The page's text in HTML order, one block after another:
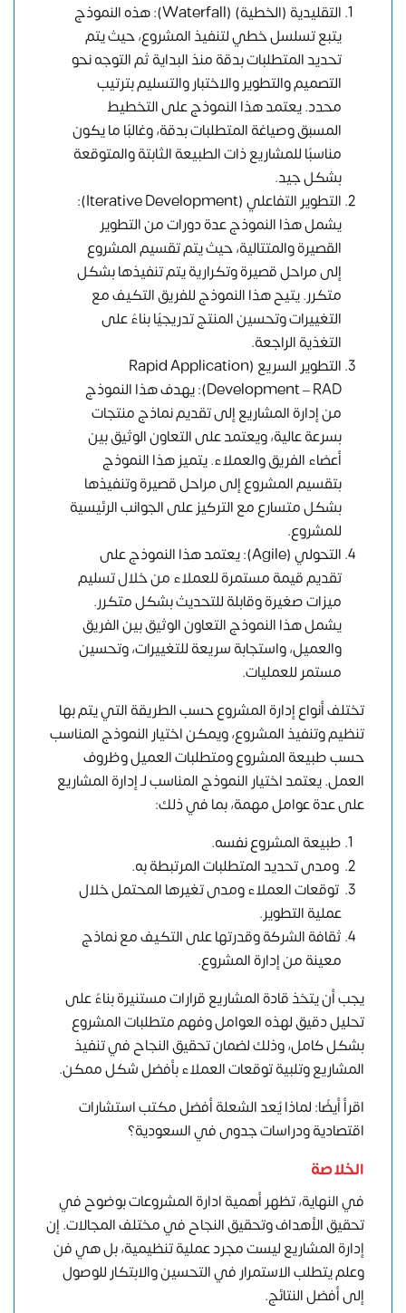
التقليدية (الخطية) (Waterfall): هذه النموذج
يتبع تسلسل خطي لتنفيذ المشروع، حيث يتم
تحديد المتطلبات بدقة منذ البداية ثم التوجه نحو
التصميم والتطوير والاختبار والتسليم بترتيب
محدد. يعتمد هذا النموذج على التخطيط
المسبق وصياغة المتطلبات بدقة، وغالبًا ما يكون
مناسبًا للمشاريع ذات الطبيعة الثابتة والمتوقعة
بشكل جيد.
التطوير التفاعلي (Iterative Development):
يشمل هذا النموذج عدة دورات من التطوير
القصيرة والمتتالية، حيث يتم تقسيم المشروع
إلى مراحل قصيرة وتكرارية يتم تنفيذها بشكل
متكرر. يتيح هذا النموذج للفريق التكيف مع
التغييرات وتحسين المنتج تدريجيًا بناءً على
التغذية الراجعة.
التطوير السريع (Rapid Application
Development – RAD): يهدف هذا النموذج
من إدارة المشاريع إلى تقديم نماذج منتجات
بسرعة عالية، ويعتمد على التعاون الوثيق بين
أعضاء الفريق والعملاء. يتميز هذا النموذج
بتقسيم المشروع إلى مراحل قصيرة وتنفيذها
بشكل متسارع مع التركيز على الجوانب الرئيسية
للمشروع.
التحولي (Agile): يعتمد هذا النموذج على
تقديم قيمة مستمرة للعملاء من خلال تسليم
ميزات صغيرة وقابلة للتحديث بشكل متكرر.
يشمل هذا النموذج التعاون الوثيق بين الفريق
والعميل، واستجابة سريعة للتغييرات، وتحسين
مستمر للعمليات.
تختلف أنواع إدارة المشروع حسب الطريقة التي يتم بها
تنظيم وتنفيذ المشروع، ويمكن اختيار النموذج المناسب
حسب طبيعة المشروع ومتطلبات العميل وظروف
العمل. يعتمد اختيار النموذج المناسب لـ إدارة المشاريع
على عدة عوامل مهمة، بما في ذلك:
طبيعة المشروع نفسه.
ومدى تحديد المتطلبات المرتبطة به.
توقعات العملاء ومدى تغيرها المحتمل خلال
عملية التطوير.
ثقافة الشركة وقدرتها على التكيف مع نماذج
معينة من إدارة المشروع.
يجب أن يتخذ قادة المشاريع قرارات مستنيرة بناءً على
تحليل دقيق لهذه العوامل وفهم متطلبات المشروع
بشكل كامل، وذلك لضمان تحقيق النجاح في تنفيذ
المشاريع وتلبية توقعات العملاء بأفضل شكل ممكن.
اقرأ أيضًا: لماذا يُعدُّ الشعلة أفضل مكتب استشارات
اقتصادية ودراسات جدوى في السعودية؟
الخلاصة
في النهاية، تظهر أهمية ادارة المشروعات بوضوح في
تحقيق الأهداف وتحقيق النجاح في مختلف المجالات. إن
إدارة المشاريع ليست مجرد عملية تنظيمية، بل هي فن
وعلم يتطلب الاستمرار في التحسين والابتكار للوصول
إلى أفضل النتائج.